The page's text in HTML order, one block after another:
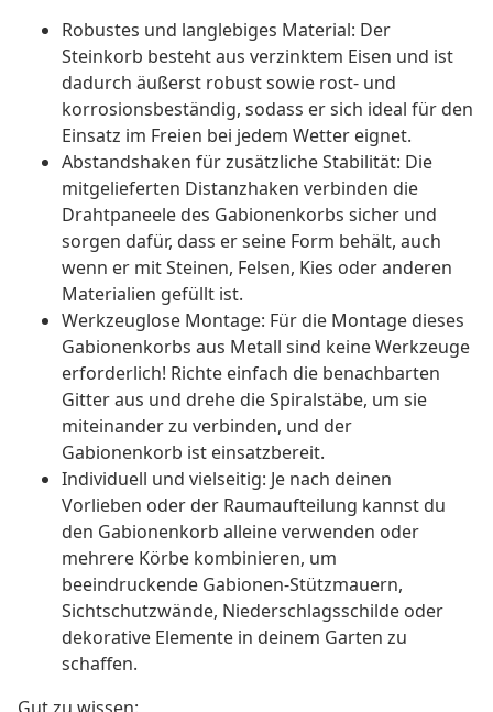
Robustes und langlebiges Material: Der
Steinkorb besteht aus verzinktem Eisen und ist
dadurch äußerst robust sowie rost- und
korrosionsbeständig, sodass er sich ideal für den
Einsatz im Freien bei jedem Wetter eignet.
Abstandshaken für zusätzliche Stabilität: Die
mitgelieferten Distanzhaken verbinden die
Drahtpaneele des Gabionenkorbs sicher und
sorgen dafür, dass er seine Form behält, auch
wenn er mit Steinen, Felsen, Kies oder anderen
Materialien gefüllt ist.
Werkzeuglose Montage: Für die Montage dieses
Gabionenkorbs aus Metall sind keine Werkzeuge
erforderlich! Richte einfach die benachbarten
Gitter aus und drehe die Spiralstäbe, um sie
miteinander zu verbinden, und der
Gabionenkorb ist einsatzbereit.
Individuell und vielseitig: Je nach deinen
Vorlieben oder der Raumaufteilung kannst du
den Gabionenkorb alleine verwenden oder
mehrere Körbe kombinieren, um
beeindruckende Gabionen-Stützmauern,
Sichtschutzwände, Niederschlagsschilde oder
dekorative Elemente in deinem Garten zu
schaffen.